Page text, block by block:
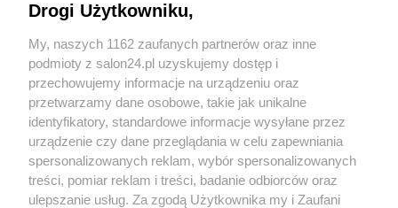
Sport
Społeczeństwo
Kultura
Drogi Użytkowniku,
My, naszych 1162 zaufanych partnerów oraz inne
podmioty z salon24.pl uzyskujemy dostęp i
przechowujemy informacje na urządzeniu oraz
przetwarzamy dane osobowe, takie jak unikalne
identyfikatory, standardowe informacje wysyłane przez
urządzenie czy dane przeglądania w celu zapewniania
spersonalizowanych reklam, wybór spersonalizowanych
treści, pomiar reklam i treści, badanie odbiorców oraz
ulepszanie usług. Za zgodą Użytkownika my i Zaufani